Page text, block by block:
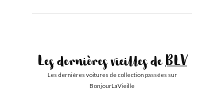
Les dernières vieilles deBLV
Les dernières voitures de collection passées sur
BonjourLaVieille